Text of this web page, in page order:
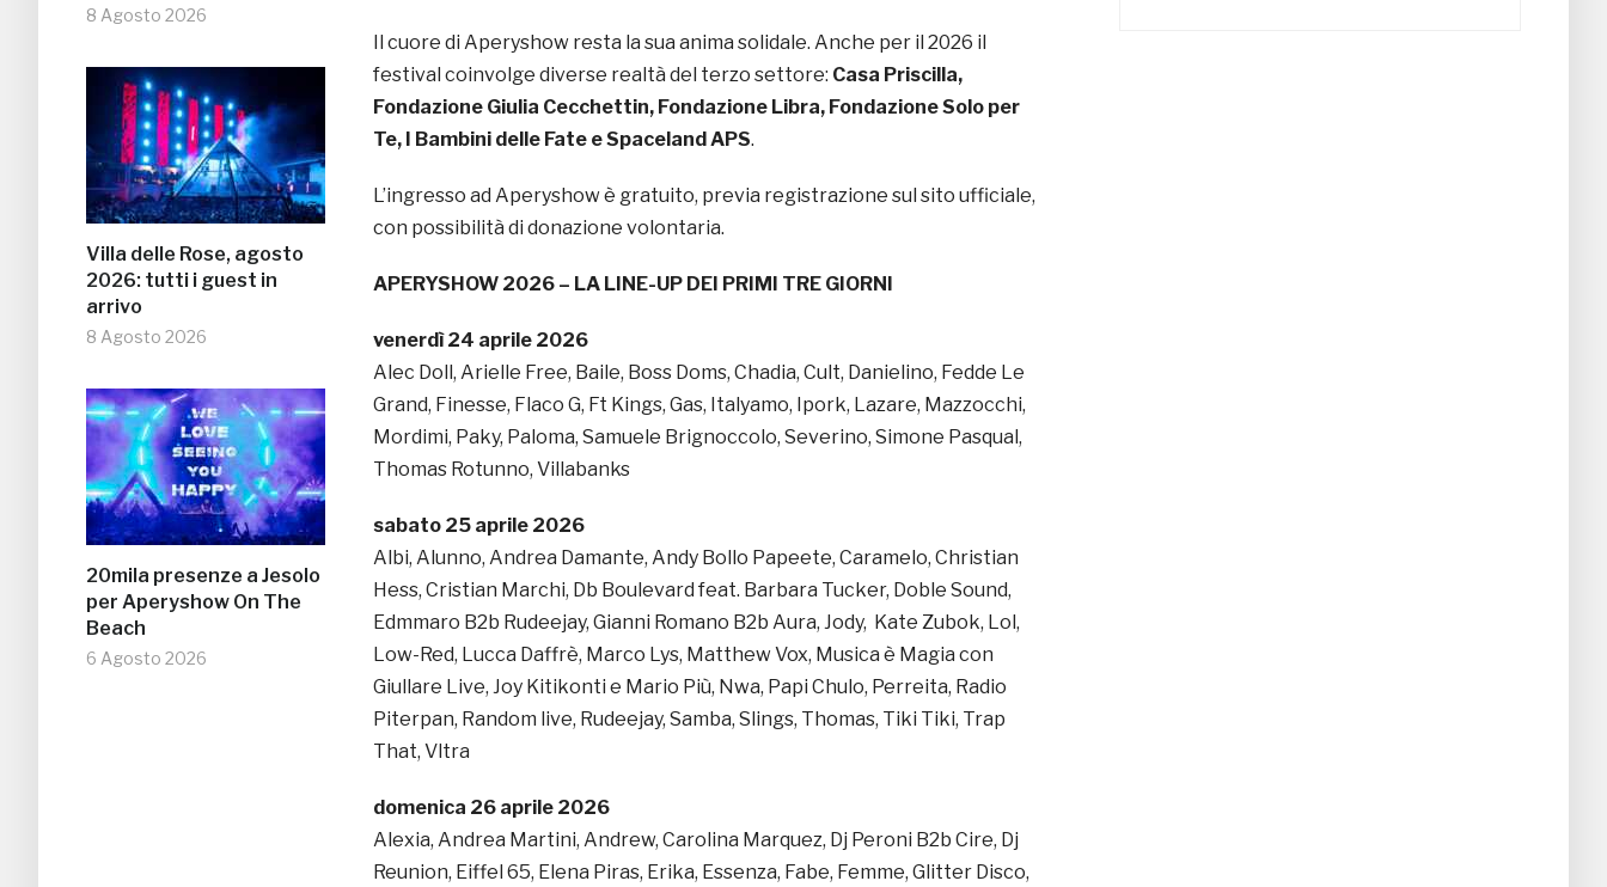
8 Agosto 2026
Villa delle Rose, agosto
2026: tutti i guest in
arrivo
8 Agosto 2026
20mila presenze a Jesolo
per Aperyshow On The
Beach
6 Agosto 2026
Il cuore di Aperyshow resta la sua anima solidale. Anche per il 2026 il
festival coinvolge diverse realtà del terzo settore: Casa Priscilla,
Fondazione Giulia Cecchettin, Fondazione Libra, Fondazione Solo per
Te, I Bambini delle Fate e Spaceland APS.
L’ingresso ad Aperyshow è gratuito, previa registrazione sul sito ufficiale,
con possibilità di donazione volontaria.
APERYSHOW 2026 – LA LINE-UP DEI PRIMI TRE GIORNI
venerdì 24 aprile 2026
Alec Doll, Arielle Free, Baile, Boss Doms, Chadia, Cult, Danielino, Fedde Le
Grand, Finesse, Flaco G, Ft Kings, Gas, Italyamo, Ipork, Lazare, Mazzocchi,
Mordimi, Paky, Paloma, Samuele Brignoccolo, Severino, Simone Pasqual,
Thomas Rotunno, Villabanks
sabato 25 aprile 2026
Albi, Alunno, Andrea Damante, Andy Bollo Papeete, Caramelo, Christian
Hess, Cristian Marchi, Db Boulevard feat. Barbara Tucker, Doble Sound,
Edmmaro B2b Rudeejay, Gianni Romano B2b Aura, Jody, Kate Zubok, Lol,
Low-Red, Lucca Daffrè, Marco Lys, Matthew Vox, Musica è Magia con
Giullare Live, Joy Kitikonti e Mario Più, Nwa, Papi Chulo, Perreita, Radio
Piterpan, Random live, Rudeejay, Samba, Slings, Thomas, Tiki Tiki, Trap
That, Vltra
domenica 26 aprile 2026
Alexia, Andrea Martini, Andrew, Carolina Marquez, Dj Peroni B2b Cire, Dj
Reunion, Eiffel 65, Elena Piras, Erika, Essenza, Fabe, Femme, Glitter Disco,